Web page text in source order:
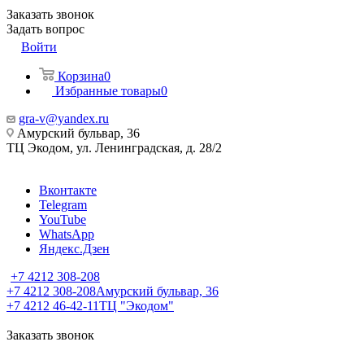
Заказать звонок
Задать вопрос
Войти
Корзина0
Избранные товары0
gra-v@yandex.ru
Амурский бульвар, 36
ТЦ Экодом, ул. Ленинградская, д. 28/2
Вконтакте
Telegram
YouTube
WhatsApp
Яндекс.Дзен
+7 4212 308-208
+7 4212 308-208Амурский бульвар, 36
+7 4212 46-42-11ТЦ "Экодом"
Заказать звонок